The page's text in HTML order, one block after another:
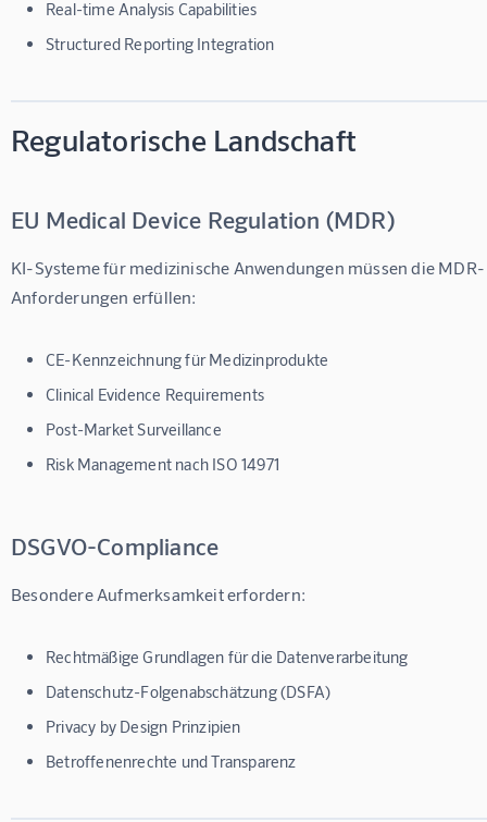
Real-time Analysis Capabilities
Structured Reporting Integration
Regulatorische Landschaft
EU Medical Device Regulation (MDR)
KI-Systeme für medizinische Anwendungen müssen die MDR-
Anforderungen erfüllen:
CE-Kennzeichnung für Medizinprodukte
Clinical Evidence Requirements
Post-Market Surveillance
Risk Management nach ISO 14971
DSGVO-Compliance
Besondere Aufmerksamkeit erfordern:
Rechtmäßige Grundlagen für die Datenverarbeitung
Datenschutz-Folgenabschätzung (DSFA)
Privacy by Design Prinzipien
Betroffenenrechte und Transparenz